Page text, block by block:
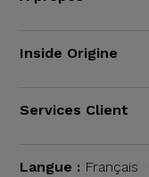
Inside Origine
Services Client
Langue : Français